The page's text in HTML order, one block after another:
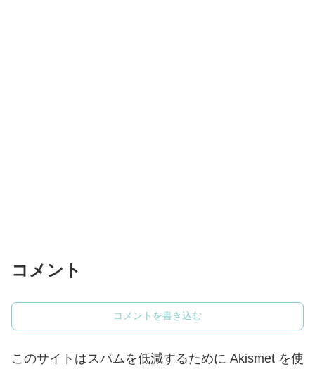
コメント
コメントを書き込む
このサイトはスパムを低減するために Akismet を使